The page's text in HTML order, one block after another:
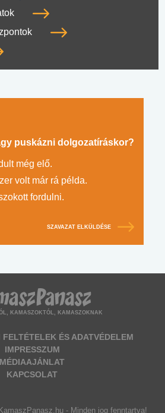
puskázni dolgozatíráskor?
még elő.
volt már rá példa.
fordulni.
SZAVAZAT ELKÜLDÉSE
KAMASZOKTÓL, KAMASZOKNAK
ÉS ADATVÉDELEM
IMPRESSZUM
MÉDIAAJÁNLAT
KAPCSOLAT
- Minden jog fenntartva!